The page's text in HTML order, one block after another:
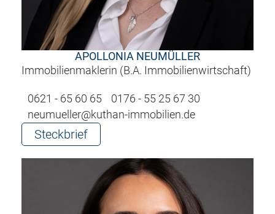
APOLLONIA NEUMÜLLER
Immobilienmaklerin (B.A. Immobilienwirtschaft)
0621 - 65 60 65
0176 - 55 25 67 30
neumueller@kuthan-immobilien.de
Steckbrief